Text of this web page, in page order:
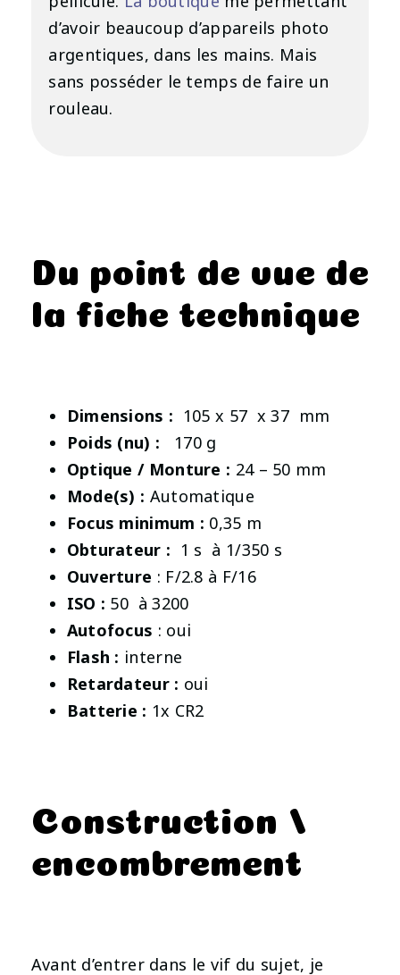
d’avoir beaucoup d’appareils photo
argentiques, dans les mains. Mais
sans posséder le temps de faire un
rouleau.
Du point de vue de
la fiche technique
Dimensions : 105 x 57 x 37 mm
Poids (nu) :
170 g
Optique / Monture : 24 – 50 mm
Mode(s) : Automatique
Focus minimum : 0,35 m
Obturateur : 1 s à 1/350 s
Ouverture : F/2.8 à F/16
ISO : 50 à 3200
Autofocus : oui
Flash : interne
Retardateur : oui
Batterie : 1x CR2
Construction /
encombrement
Avant d’entrer dans le vif du sujet, je